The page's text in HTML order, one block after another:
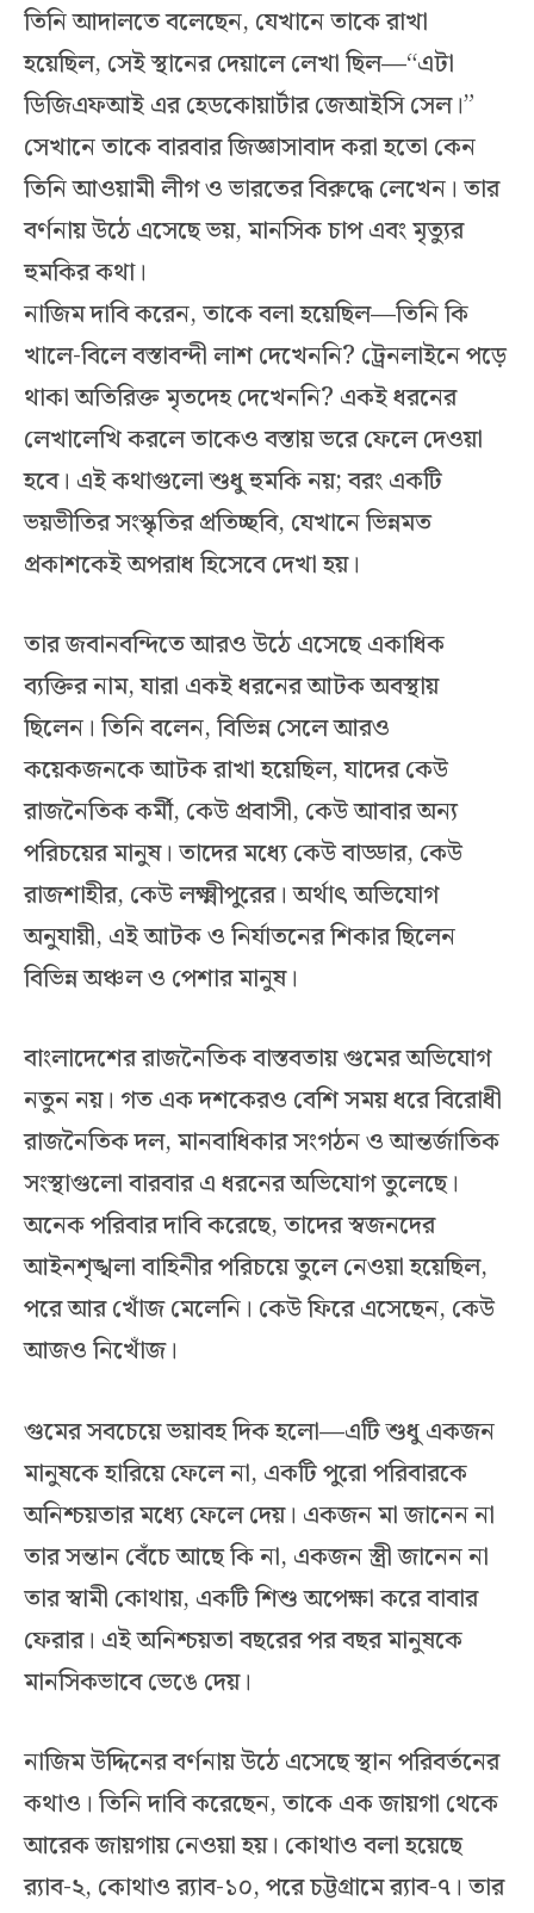
তিনি আদালতে বলেছেন, যেখানে তাকে রাখা
হয়েছিল, সেই স্থানের দেয়ালে লেখা ছিল—“এটা
ডিজিএফআই এর হেডকোয়ার্টার জেআইসি সেল।”
সেখানে তাকে বারবার জিজ্ঞাসাবাদ করা হতো কেন
তিনি আওয়ামী লীগ ও ভারতের বিরুদ্ধে লেখেন। তার
বর্ণনায় উঠে এসেছে ভয়, মানসিক চাপ এবং মৃত্যুর
হুমকির কথা।
নাজিম দাবি করেন, তাকে বলা হয়েছিল—তিনি কি
খালে-বিলে বস্তাবন্দী লাশ দেখেননি? ট্রেনলাইনে পড়ে
থাকা অতিরিক্ত মৃতদেহ দেখেননি? একই ধরনের
লেখালেখি করলে তাকেও বস্তায় ভরে ফেলে দেওয়া
হবে। এই কথাগুলো শুধু হুমকি নয়; বরং একটি
ভয়ভীতির সংস্কৃতির প্রতিচ্ছবি, যেখানে ভিন্নমত
প্রকাশকেই অপরাধ হিসেবে দেখা হয়।
তার জবানবন্দিতে আরও উঠে এসেছে একাধিক
ব্যক্তির নাম, যারা একই ধরনের আটক অবস্থায়
ছিলেন। তিনি বলেন, বিভিন্ন সেলে আরও
কয়েকজনকে আটক রাখা হয়েছিল, যাদের কেউ
রাজনৈতিক কর্মী, কেউ প্রবাসী, কেউ আবার অন্য
পরিচয়ের মানুষ। তাদের মধ্যে কেউ বাড্ডার, কেউ
রাজশাহীর, কেউ লক্ষ্মীপুরের। অর্থাৎ অভিযোগ
অনুযায়ী, এই আটক ও নির্যাতনের শিকার ছিলেন
বিভিন্ন অঞ্চল ও পেশার মানুষ।
বাংলাদেশের রাজনৈতিক বাস্তবতায় গুমের অভিযোগ
নতুন নয়। গত এক দশকেরও বেশি সময় ধরে বিরোধী
রাজনৈতিক দল, মানবাধিকার সংগঠন ও আন্তর্জাতিক
সংস্থাগুলো বারবার এ ধরনের অভিযোগ তুলেছে।
অনেক পরিবার দাবি করেছে, তাদের স্বজনদের
আইনশৃঙ্খলা বাহিনীর পরিচয়ে তুলে নেওয়া হয়েছিল,
পরে আর খোঁজ মেলেনি। কেউ ফিরে এসেছেন, কেউ
আজও নিখোঁজ।
গুমের সবচেয়ে ভয়াবহ দিক হলো—এটি শুধু একজন
মানুষকে হারিয়ে ফেলে না, একটি পুরো পরিবারকে
অনিশ্চয়তার মধ্যে ফেলে দেয়। একজন মা জানেন না
তার সন্তান বেঁচে আছে কি না, একজন স্ত্রী জানেন না
তার স্বামী কোথায়, একটি শিশু অপেক্ষা করে বাবার
ফেরার। এই অনিশ্চয়তা বছরের পর বছর মানুষকে
মানসিকভাবে ভেঙে দেয়।
নাজিম উদ্দিনের বর্ণনায় উঠে এসেছে স্থান পরিবর্তনের
কথাও। তিনি দাবি করেছেন, তাকে এক জায়গা থেকে
আরেক জায়গায় নেওয়া হয়। কোথাও বলা হয়েছে
র‍্যাব-২, কোথাও র‍্যাব-১০, পরে চট্টগ্রামে র‍্যাব-৭। তার